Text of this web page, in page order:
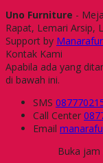
Uno Furniture -
Rapat, Lemari Arsip,
Support by
Kontak Kami
Apabila ada yang
di bawah ini.
SMS
Call Center
Email
Buka jam